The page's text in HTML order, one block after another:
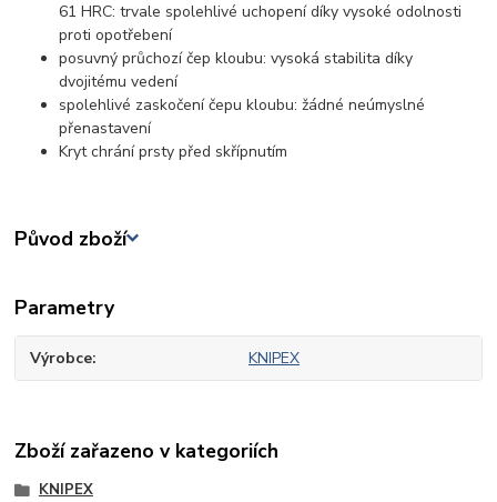
61 HRC: trvale spolehlivé uchopení díky vysoké odolnosti
proti opotřebení
posuvný průchozí čep kloubu: vysoká stabilita díky
dvojitému vedení
spolehlivé zaskočení čepu kloubu: žádné neúmyslné
přenastavení
Kryt chrání prsty před skřípnutím
Původ zboží
Parametry
Výrobce KNIPEX
Zboží zařazeno v kategoriích
KNIPEX